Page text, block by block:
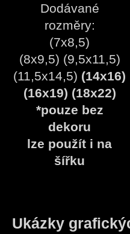
Dodávané
rozměry:
(7x8,5)
(8x9,5) (9,5x11,5)
(11,5x14,5) (14x16)
(16x19) (18x22)
*pouze bez
dekoru
lze použít i na
šířku
Ukázky